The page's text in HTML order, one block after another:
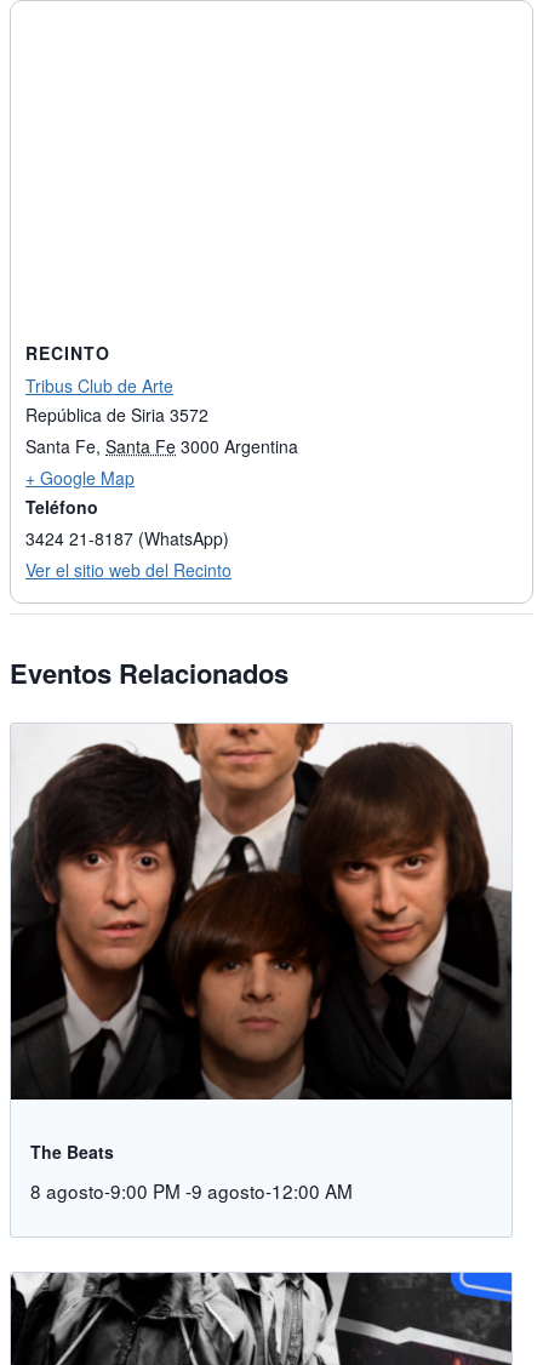
RECINTO
Tribus Club de Arte
República de Siria 3572
Santa Fe, Santa Fe 3000 Argentina
+ Google Map
Teléfono
3424 21-8187 (WhatsApp)
Ver el sitio web del Recinto
Eventos Relacionados
The Beats
8 agosto-9:00 PM -9 agosto-12:00 AM